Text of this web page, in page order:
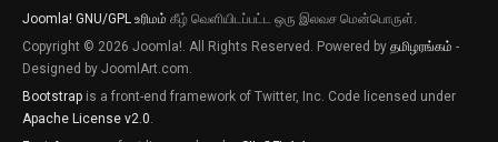
Joomla! GNU/GPL உரிமம் கீழ் வெளியிடப்பட்ட ஒரு இலவச மென்பொருள்.
Copyright © 2026 Joomla!. All Rights Reserved. Powered by தமிழரங்கம் -
Designed by JoomlArt.com.
Bootstrap is a front-end framework of Twitter, Inc. Code licensed under
Apache License v2.0.
புதிய இடுகைகளுக்கான அறிவிப்புகளை
பெறவிரும்பின் விருப்பு அழுத்தியை அழுத்தி
தெரிவிக்கவும்